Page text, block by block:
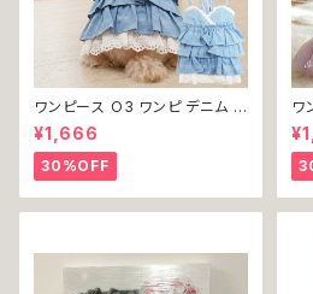
ワンピース O3 ワンピ デニム プ
リーツ レース 女の子 犬 犬服
小型 猫 服 洋服 ペット dog ド
ッグウェア おしゃれ かわいい 返
品交換不可
¥1,666
30%OFF
ワ
ー
犬
い